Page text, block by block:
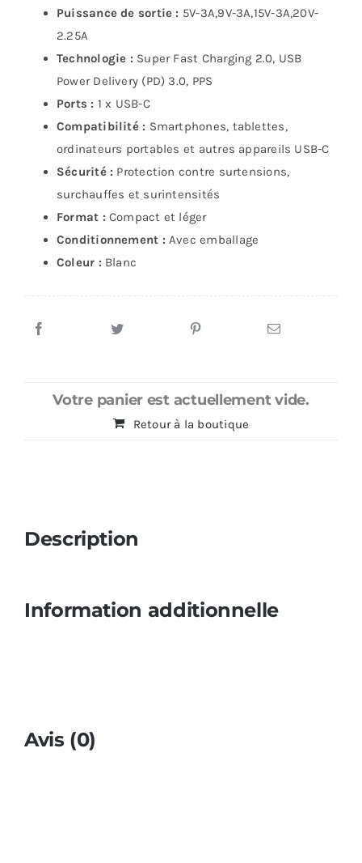
Puissance de sortie : 5V-3A,9V-3A,15V-3A,20V-
2.25A
Technologie : Super Fast Charging 2.0, USB
Power Delivery (PD) 3.0, PPS
Ports : 1 x USB-C
Compatibilité : Smartphones, tablettes,
ordinateurs portables et autres appareils USB-C
Sécurité : Protection contre surtensions,
surchauffes et surintensités
Format : Compact et léger
Conditionnement : Avec emballage
Coleur : Blanc
Votre panier est actuellement vide.
Retour à la boutique
Description
Information additionnelle
Avis (0)